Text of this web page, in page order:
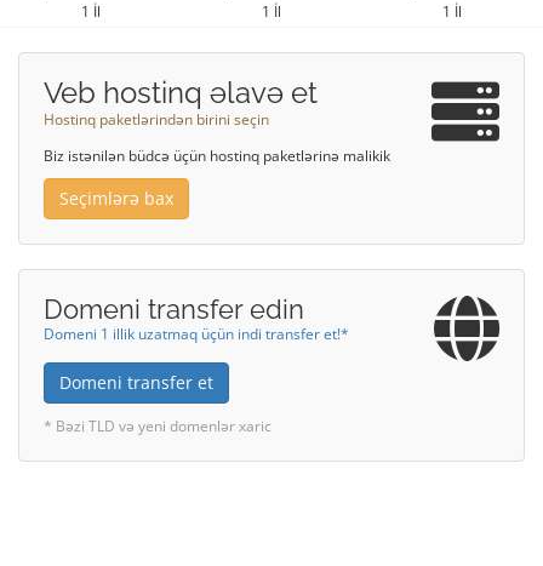
1 İl 1 İl 1 İl
Veb hostinq əlavə et
Hostinq paketlərindən birini seçin
Biz istənilən büdcə üçün hostinq paketlərinə malikik
Seçimlərə bax
Domeni transfer edin
Domeni 1 illik uzatmaq üçün indi transfer et!*
Domeni transfer et
* Bəzi TLD və yeni domenlər xaric